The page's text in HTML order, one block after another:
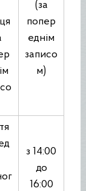
(за
попер
еднім
записо
м)
з 14:00
до
16:00